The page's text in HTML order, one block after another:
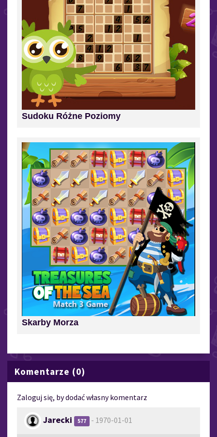
Sudoku Różne Poziomy
Skarby Morza
Komentarze (0)
Zaloguj się, by dodać własny komentarz
Jarecki 577 - 1970-01-01